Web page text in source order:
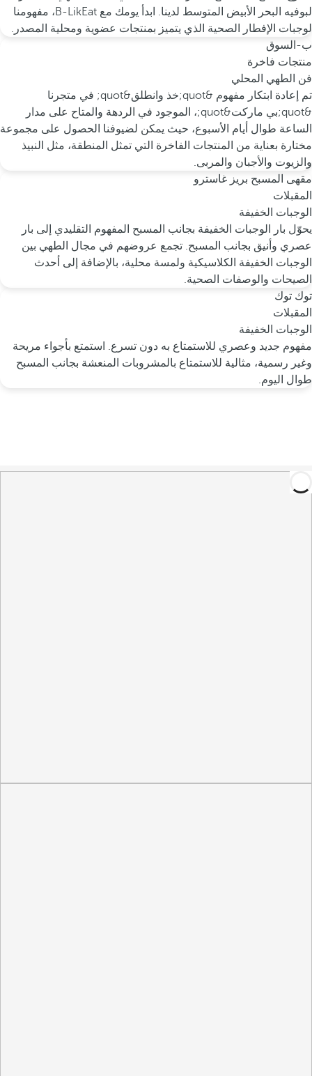
لبوفيه البحر الأبيض المتوسط لدينا. ابدأ يومك مع B-LikEat، مفهومنا
لوجبات الإفطار الصحية الذي يتميز بمنتجات عضوية ومحلية المصدر.
ب-السوق
منتجات فاخرة
فن الطهي المحلي
تم إعادة ابتكار مفهوم &quot;خذ وانطلق&quot; في متجرنا
&quot;بي ماركت&quot;، الموجود في الردهة والمتاح على مدار
الساعة طوال أيام الأسبوع، حيث يمكن لضيوفنا الحصول على مجموعة
مختارة بعناية من المنتجات الفاخرة التي تمثل المنطقة، مثل النبيذ
والزيوت والأجبان والمربى.
مقهى المسبح بريز غاسترو
المقبلات
الوجبات الخفيفة
يحوّل بار الوجبات الخفيفة بجانب المسبح المفهوم التقليدي إلى بار
عصري وأنيق بجانب المسبح. تجمع عروضهم في مجال الطهي بين
الوجبات الخفيفة الكلاسيكية ولمسة محلية، بالإضافة إلى أحدث
الصيحات والوصفات الصحية.
توك توك
المقبلات
الوجبات الخفيفة
مفهوم جديد وعصري للاستمتاع به دون تسرع. استمتع بأجواء مريحة
وغير رسمية، مثالية للاستمتاع بالمشروبات المنعشة بجانب المسبح
طوال اليوم.